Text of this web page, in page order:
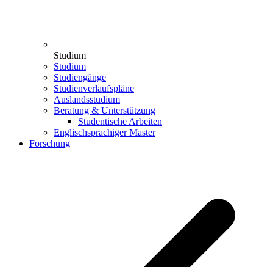
Studium
Studium
Studiengänge
Studienverlaufspläne
Auslandsstudium
Beratung & Unterstützung
Studentische Arbeiten
Englischsprachiger Master
Forschung